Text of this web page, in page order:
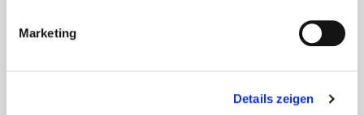
Marketing
Details zeigen
terrazas
madera